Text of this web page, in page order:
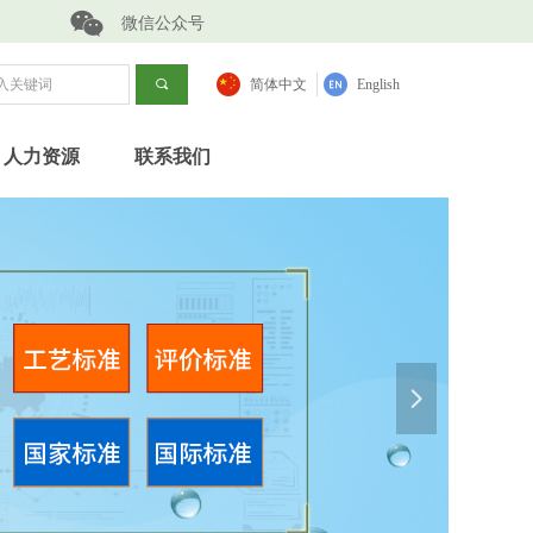
끠 简体中文 English
人力资源 联系我们
微信公众号
넲